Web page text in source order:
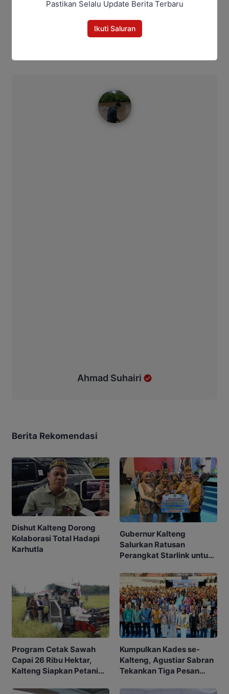
Ahmad Suhairi
Berita Rekomendasi
Dishut Kalteng Dorong
Kolaborasi Total Hadapi
Karhutla
Gubernur Kalteng
Salurkan Ratusan
Perangkat Starlink untuk
Program Cetak Sawah
Capai 26 Ribu Hektar,
Kalteng Siapkan Petani
Kumpulkan Kades se-
Kalteng, Agustiar Sabran
Tekankan Tiga Pesan
Pastikan Selalu Update Berita Terbaru
Ikuti Saluran